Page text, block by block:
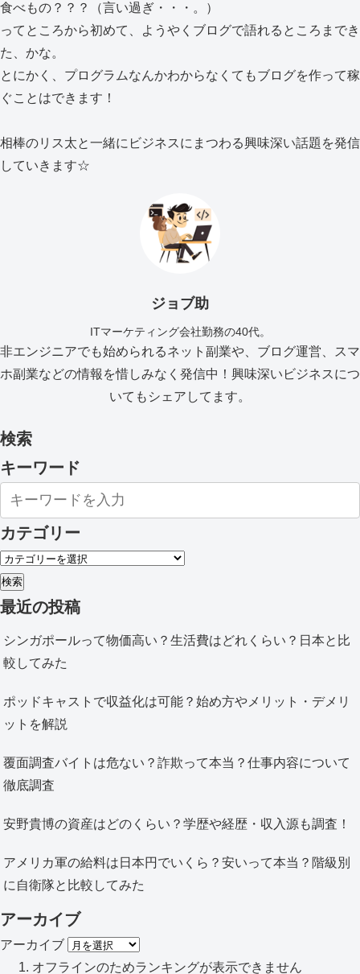
食べもの？？？（言い過ぎ・・・。）
ってところから初めて、ようやくブログで語れるところまでき
た、かな。
とにかく、プログラムなんかわからなくてもブログを作って稼
ぐことはできます！
相棒のリス太と一緒にビジネスにまつわる興味深い話題を発信
していきます☆
ジョブ助
ITマーケティング会社勤務の40代。
非エンジニアでも始められるネット副業や、ブログ運営、スマ
ホ副業などの情報を惜しみなく発信中！興味深いビジネスにつ
いてもシェアしてます。
検索
キーワード
カテゴリー
検索
最近の投稿
シンガポールって物価高い？生活費はどれくらい？日本と比
較してみた
ポッドキャストで収益化は可能？始め方やメリット・デメリ
ットを解説
覆面調査バイトは危ない？詐欺って本当？仕事内容について
徹底調査
安野貴博の資産はどのくらい？学歴や経歴・収入源も調査！
アメリカ軍の給料は日本円でいくら？安いって本当？階級別
に自衛隊と比較してみた
アーカイブ
アーカイブ
オフラインのためランキングが表示できません